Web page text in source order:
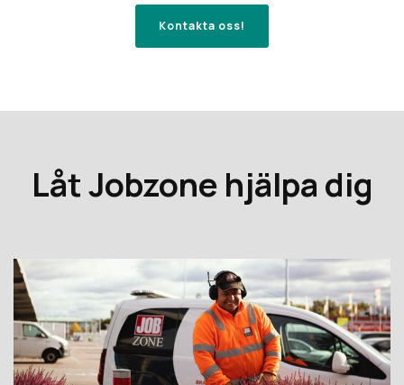
Kontakta oss!
Låt Jobzone hjälpa dig